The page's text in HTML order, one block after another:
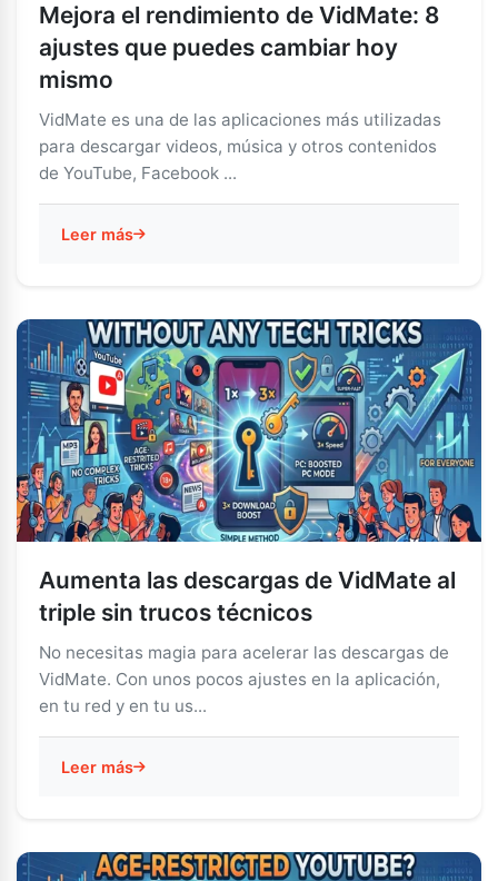
Mejora el rendimiento de VidMate: 8
ajustes que puedes cambiar hoy
mismo
VidMate es una de las aplicaciones más utilizadas
para descargar videos, música y otros contenidos
de YouTube, Facebook ...
Leer más
Aumenta las descargas de VidMate al
triple sin trucos técnicos
No necesitas magia para acelerar las descargas de
VidMate. Con unos pocos ajustes en la aplicación,
en tu red y en tu us...
Leer más